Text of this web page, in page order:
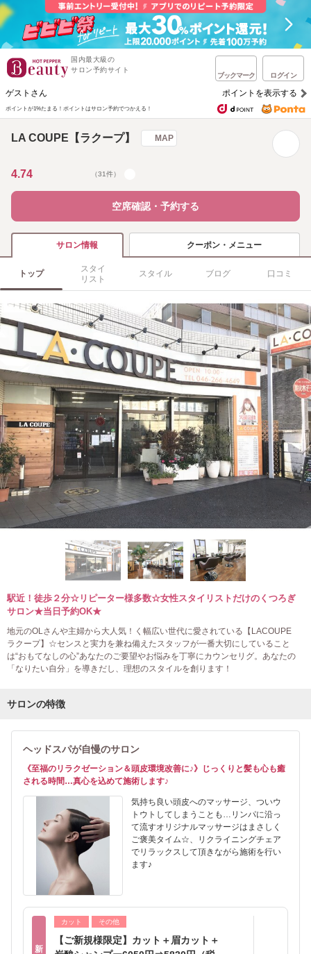
国内最大級の
サロン予約サイト
ブックマーク ログイン
ゲストさん ポイントを表示する
ポイントが1%たまる！ ポイントはサロン予約でつかえる！
LA COUPE【ラクープ】 MAP
4.74 （31件）
空席確認・予約する
サロン情報 クーポン・メニュー
トップ
スタイ
リスト
スタイル ブログ 口コミ
駅近！徒歩２分☆リピーター様多数☆女性スタイリストだけのくつろぎ
サロン★当日予約OK★
地元のOLさんや主婦から大人気！く幅広い世代に愛されている【LACOUPE
ラクープ】☆センスと実力を兼ね備えたスタッフが一番大切にしていること
は“おもてなしの心”あなたのご要望やお悩みを丁寧にカウンセリグ。あなたの
「なりたい自分」を導きだし、理想のスタイルを創ります！
サロンの特徴
ヘッドスパが自慢のサロン
《至福のリラクゼーション＆頭皮環境改善に♪》じっくりと髪も心も癒
される時間…真心を込めて施術します♪
気持ち良い頭皮へのマッサージ、ついウ
トウトしてしまうことも…リンパに沿っ
て流すオリジナルマッサージはまさしく
ご褒美タイム☆、リクライニングチェア
でリラックスして頂きながら施術を行い
ます♪
新
カット その他
【ご新規様限定】カット＋眉カット＋